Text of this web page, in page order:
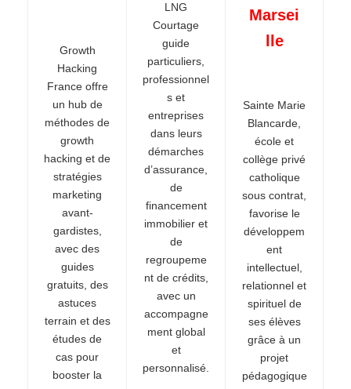
Growth
Hacking
France offre
un hub de
méthodes de
growth
hacking et de
stratégies
marketing
avant-
gardistes,
avec des
guides
gratuits, des
astuces
terrain et des
études de
cas pour
booster la
LNG
Courtage
guide
particuliers,
professionnel
s et
entreprises
dans leurs
démarches
d’assurance,
de
financement
immobilier et
de
regroupeme
nt de crédits,
avec un
accompagne
ment global
et
personnalisé.
Marsei
lle
Sainte Marie
Blancarde,
école et
collège privé
catholique
sous contrat,
favorise le
développem
ent
intellectuel,
relationnel et
spirituel de
ses élèves
grâce à un
projet
pédagogique